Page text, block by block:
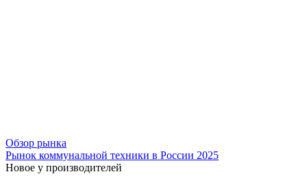
Обзор рынка
Рынок коммунальной техники в России 2025
Новое у производителей